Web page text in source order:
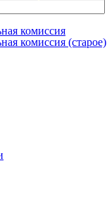
комиссия
комиссия (старое)